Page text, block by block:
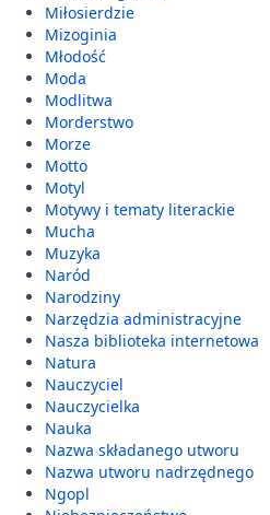
Miłosierdzie
Mizoginia
Młodość
Moda
Modlitwa
Morderstwo
Morze
Motto
Motyl
Motywy i tematy literackie
Mucha
Muzyka
Naród
Narodziny
Narzędzia administracyjne
Nasza biblioteka internetowa
Natura
Nauczyciel
Nauczycielka
Nauka
Nazwa składanego utworu
Nazwa utworu nadrzędnego
Ngopl